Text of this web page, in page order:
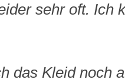
sehr oft. Ich
das Kleid noch